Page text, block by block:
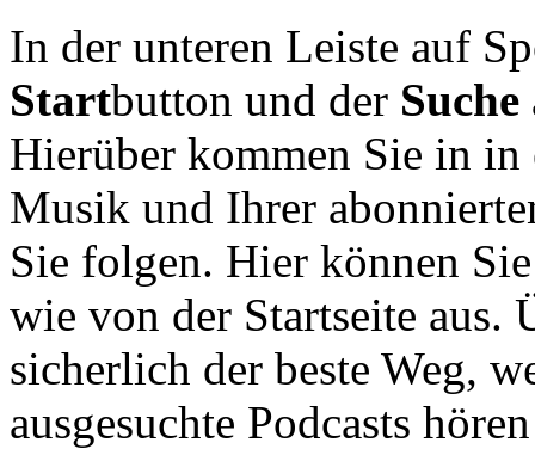
In der unteren Leiste auf
Startbutton und der Suche
Hierüber kommen Sie in
Musik und Ihrer
Sie folgen. Hier können
wie von der Startseite aus.
sicherlich der beste Weg,
ausgesuchte Podcasts